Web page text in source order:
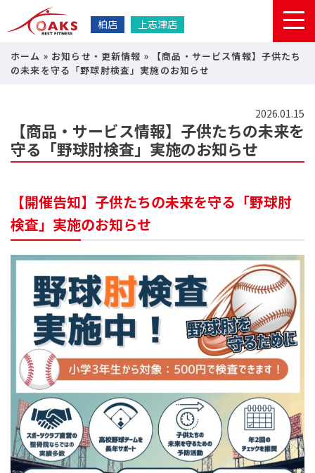
柏店 上志津店
ホーム » お知らせ・更新情報 »
【商品・サービス情報】子供たち
の未来を守る「野球肘検査」実施のお知らせ
2026.01.15
【商品・サービス情報】子供たちの未来を
守る「野球肘検査」実施のお知らせ
【開催告知】子供たちの未来を守る「野球肘
検査」実施のお知らせ